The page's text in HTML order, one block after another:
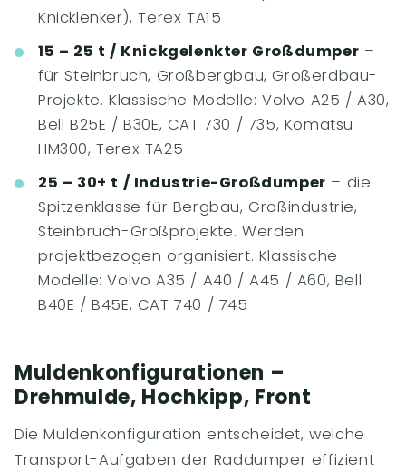
Knicklenker), Terex TA15
15 – 25 t / Knickgelenkter Großdumper –
für Steinbruch, Großbergbau, Großerdbau-
Projekte. Klassische Modelle: Volvo A25 / A30,
Bell B25E / B30E, CAT 730 / 735, Komatsu
HM300, Terex TA25
25 – 30+ t / Industrie-Großdumper – die
Spitzenklasse für Bergbau, Großindustrie,
Steinbruch-Großprojekte. Werden
projektbezogen organisiert. Klassische
Modelle: Volvo A35 / A40 / A45 / A60, Bell
B40E / B45E, CAT 740 / 745
Muldenkonfigurationen –
Drehmulde, Hochkipp, Front
Die Muldenkonfiguration entscheidet, welche
Transport-Aufgaben der Raddumper effizient